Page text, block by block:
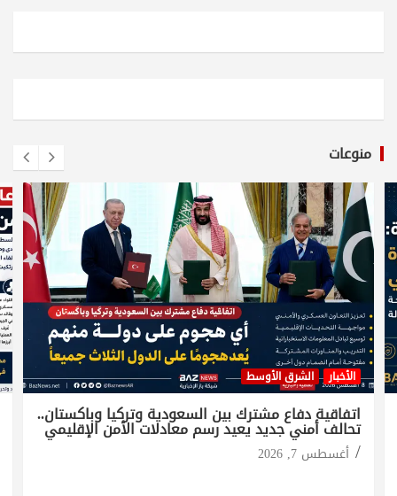
منوعات
الأخبار الشرق الأوسط
اتفاقية دفاع مشترك بين السعودية وتركيا وباكستان..
تحالف أمني جديد يعيد رسم معادلات الأمن الإقليمي
أغسطس 7, 2026